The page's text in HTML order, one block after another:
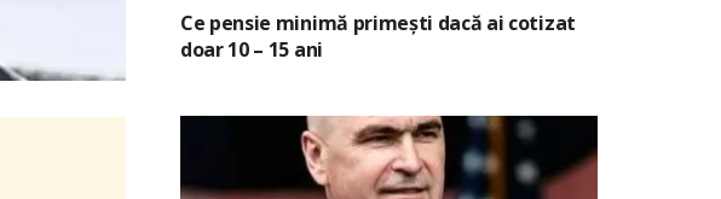
Ce pensie minimă primești dacă ai cotizat
doar 10 – 15 ani